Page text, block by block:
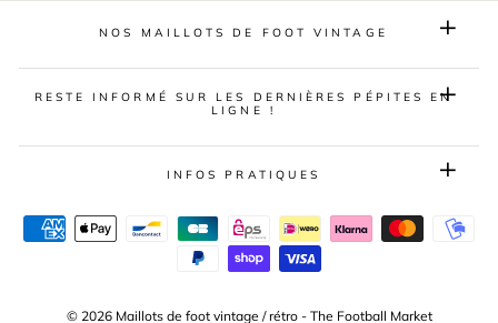
NOS MAILLOTS DE FOOT VINTAGE
RESTE INFORMÉ SUR LES DERNIÈRES PÉPITES EN
LIGNE !
INFOS PRATIQUES
© 2026 Maillots de foot vintage / rétro - The Football Market